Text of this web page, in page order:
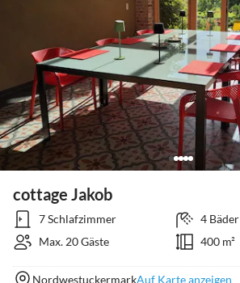
cottage Jakob
7 Schlafzimmer
4 Bäder
Max. 20 Gäste
400 m²
NordwestuckermarkAuf Karte anzeigen